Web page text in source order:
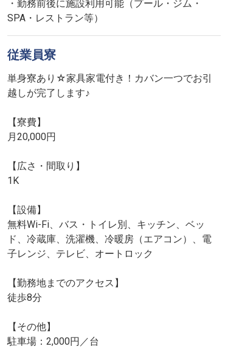
・勤務前後に施設利用可能（プール・ジム・
SPA・レストラン等）
従業員寮
単身寮あり☆家具家電付き！カバン一つでお引
越しが完了します♪
【寮費】
月20,000円
【広さ・間取り】
1K
【設備】
無料Wi-Fi、バス・トイレ別、キッチン、ベッ
ド、冷蔵庫、洗濯機、冷暖房（エアコン）、電
子レンジ、テレビ、オートロック
【勤務地までのアクセス】
徒歩8分
【その他】
駐車場：2,000円／台